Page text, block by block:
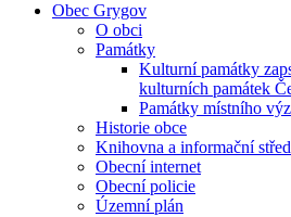
Obec Grygov
O obci
Památky
Kulturní památky
kulturních památek
Památky místního
Historie obce
Knihovna a informační
Obecní internet
Obecní policie
Územní plán